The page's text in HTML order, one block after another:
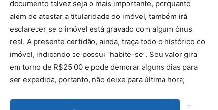
documento talvez seja o mais importante, porquanto
além de atestar a titularidade do imóvel, também irá
esclarecer se o imóvel está gravado com algum ônus
real. A presente certidão, ainda, traça todo o histórico do
imóvel, indicando se possui “habite-se”. Seu valor gira
em torno de R$25,00 e pode demorar alguns dias para
ser expedida, portanto, não deixe para última hora;
–